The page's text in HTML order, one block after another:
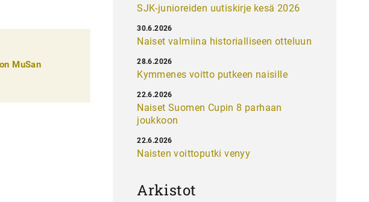
MuSan
SJK-junioreiden uutiskirje kesä 2026
Naiset valmiina historialliseen otteluun
30.6.2026
Kymmenes voitto putkeen naisille
28.6.2026
Naiset Suomen Cupin 8 parhaan
joukkoon
22.6.2026
Naisten voittoputki venyy
22.6.2026
Arkistot